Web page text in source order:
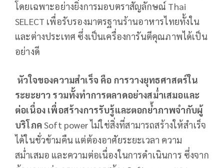
โดยเฉพาะอย่างยิ่งการมอบตราสัญลักษณ์ Thai
SELECT เพื่อรับรองมาตรฐานร้านอาหารไทยทั้งใน
และต่างประเทศ ซึ่งเป็นเครื่องการันตีคุณภาพได้เป็น
อย่างดี
หัวใจของความสำเร็จ คือ การวางยุทธศาสตร์ใน
ระยะยาว รวมทั้งทำการตลาดอย่างสม่ำเสมอและ
ต่อเนื่อง เพื่อสร้างการรับรู้และตอกย้ำภาพจำกับผู้
บริโภคSoft power ไม่ใช่สิ่งที่สามารถสร้างให้สำเร็จ
ได้ในชั่วข้ามคืน แต่ต้องอาศัยระยะเวลา ความ
สม่ำเสมอ และความต่อเนื่องในการดำเนินการ ซึ่งจาก